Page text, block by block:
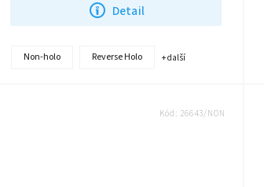
Detail
Non-holo Reverse Holo + další
Kód: 26643/NON